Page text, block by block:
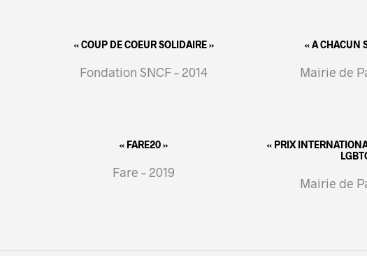
« COUP DE COEUR SOLIDAIRE »
Fondation SNCF – 2014
« A CHACUN
Mairie de
« FARE20 »
Fare – 2019
« PRIX
Mairie de